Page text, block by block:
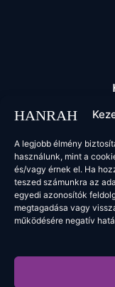
A legjobb élmény
használunk, mint a
és/vagy érnek el. Ha
teszed számunkra az
egyedi azonosítók
megtagadása vagy
működésére negatív